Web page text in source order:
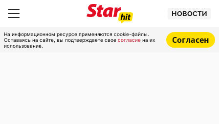
НОВОСТИ
На информационном ресурсе применяются cookie-файлы.
Оставаясь на сайте, вы подтверждаете свое согласие на их
использование.
Согласен